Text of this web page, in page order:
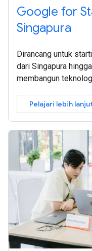
Google for
Singapura
Dirancang untuk
dari Singapura
membangun
Pelajari lebih